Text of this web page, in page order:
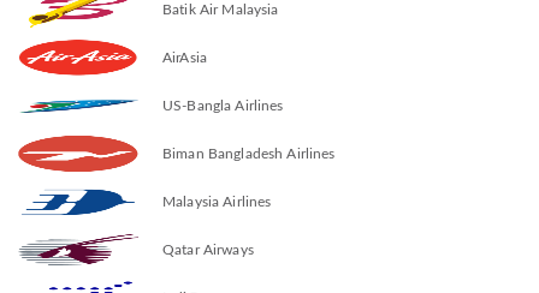
Batik Air Malaysia
AirAsia
US-Bangla Airlines
Biman Bangladesh Airlines
Malaysia Airlines
Qatar Airways